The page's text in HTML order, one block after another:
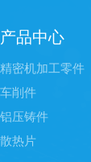
产品中心
精密机加工零件
车削件
铝压铸件
散热片